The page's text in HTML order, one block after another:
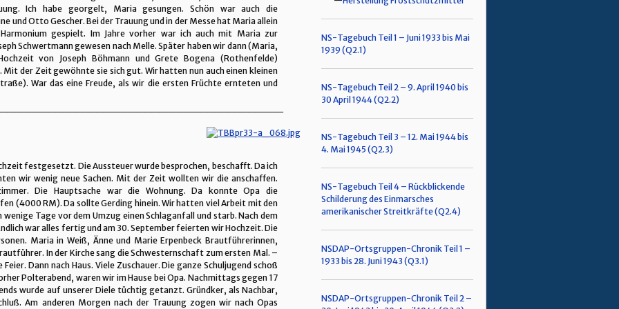
Ich habe georgelt, Maria gesungen. Schön war auch die
und Otto Gescher. Bei der Trauung und in der Messe hat Maria allein
Harmonium gespielt. Im Jahre vorher war ich auch mit Maria zur
Schwertmann gewesen nach Melle. Später haben wir dann (Maria,
von Joseph Böhmann und Grete Bogena (Rothenfelde)
der Zeit gewöhnte sie sich gut. Wir hatten nun auch einen kleinen
War das eine Freude, als wir die ersten Früchte ernteten und
festgesetzt. Die Aussteuer wurde besprochen, beschafft. Da ich
wir wenig neue Sachen. Mit der Zeit wollten wir die anschaffen.
Die Hauptsache war die Wohnung. Da konnte Opa die
(4000 RM). Da sollte Gerding hinein. Wir hatten viel Arbeit mit den
Tage vor dem Umzug einen Schlaganfall und starb. Nach dem
war alles fertig und am 30. September feierten wir Hochzeit. Die
Maria in Weiß, Änne und Marie Erpenbeck Brautführerinnen,
In der Kirche sang die Schwesternschaft zum ersten Mal. –
Dann nach Haus. Viele Zuschauer. Die ganze Schuljugend schoß
Polterabend, waren wir im Hause bei Opa. Nachmittags gegen 17
wurde auf unserer Diele tüchtig getanzt. Gründker, als Nachbar,
Am anderen Morgen nach der Trauung zogen wir nach Opas
NS-Tagebuch Teil 1 – Juni 1933 bis Mai
1939 (Q2.1)
NS-Tagebuch Teil 2 – 9. April 1940 bis
30 April 1944 (Q2.2)
NS-Tagebuch Teil 3 – 12. Mai 1944 bis
4. Mai 1945 (Q2.3)
NS-Tagebuch Teil 4 – Rückblickende
Schilderung des Einmarsches
amerikanischer Streitkräfte (Q2.4)
NSDAP-Ortsgruppen-Chronik Teil 1 –
1933 bis 28. Juni 1943 (Q3.1)
NSDAP-Ortsgruppen-Chronik Teil 2 –